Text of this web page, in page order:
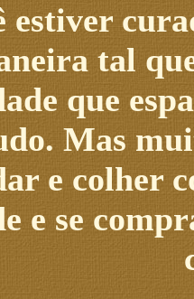
estiver
tal
que
Mas
e colher
e se